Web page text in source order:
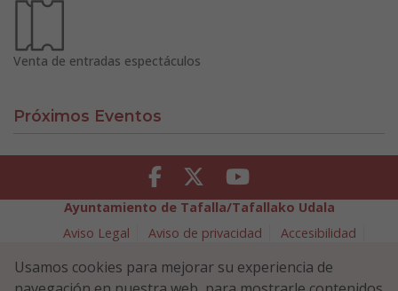
Venta de entradas espectáculos
Próximos Eventos
Facebook Twitter Youtube
Ayuntamiento de Tafalla/Tafallako Udala
Aviso Legal
Aviso de privacidad
Accesibilidad
Política de Seguridad de la Información
Usamos cookies para mejorar su experiencia de